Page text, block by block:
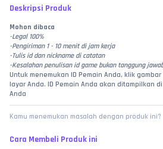
Deskripsi Produk
Mohon dibaca
-Legal 100%
-Pengiriman 1 - 10 menit di jam kerja
-Tulis id dan nickname di catatan
-Kesalahan penulisan id game bukan tanggung
Untuk menemukan ID Pemain Anda, klik
layar Anda. ID Pemain Anda akan ditampilkan
Anda
Kamu menemukan masalah dengan produk ini?
Cara Membeli Produk ini